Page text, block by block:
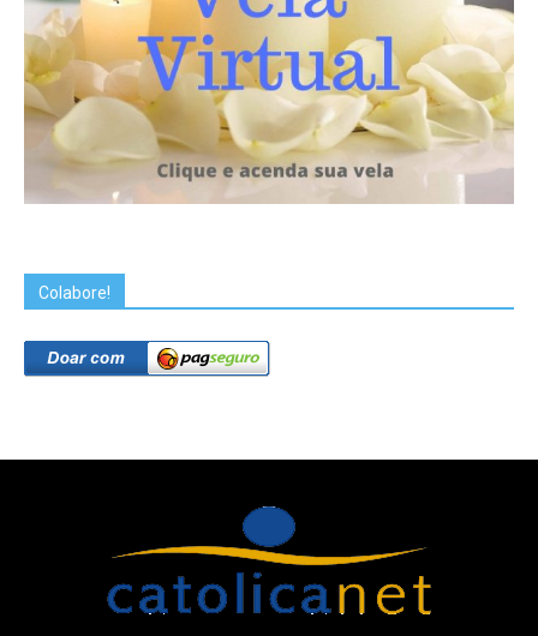
Colabore!